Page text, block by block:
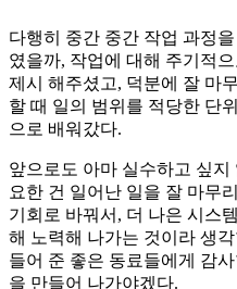
다행히 중간 중간 작업 과정
였을까, 작업에 대해 주기적
제시 해주셨고, 덕분에 잘 마
할 때 일의 범위를 적당한 단
으로 배워갔다.
앞으로도 아마 실수하고 싶
요한 건 일어난 일을 잘 마무
기회로 바꿔서, 더 나은 시스
해 노력해 나가는 것이라 생
들어 준 좋은 동료들에게 감
을 만들어 나가야겠다.